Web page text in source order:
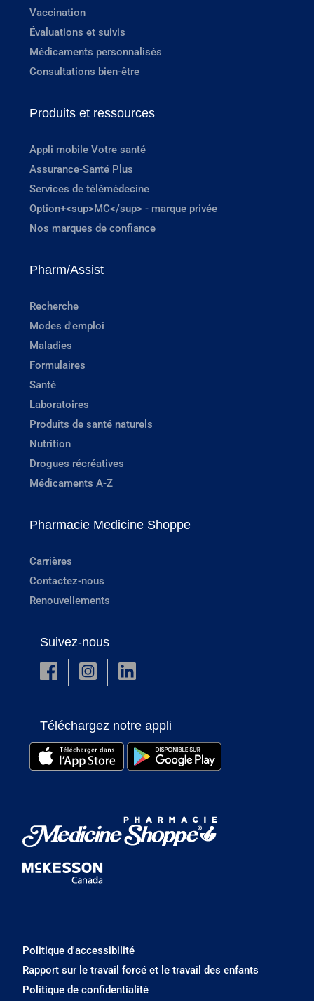
Vaccination
Évaluations et suivis
Médicaments personnalisés
Consultations bien-être
Produits et ressources
Appli mobile Votre santé
Assurance-Santé Plus
Services de télémédecine
Option+<sup>MC</sup> - marque privée
Nos marques de confiance
Pharm/Assist
Recherche
Modes d'emploi
Maladies
Formulaires
Santé
Laboratoires
Produits de santé naturels
Nutrition
Drogues récréatives
Médicaments A-Z
Pharmacie Medicine Shoppe
Carrières
Contactez-nous
Renouvellements
Suivez-nous
Téléchargez notre appli
Politique d'accessibilité
Rapport sur le travail forcé et le travail des enfants
Politique de confidentialité